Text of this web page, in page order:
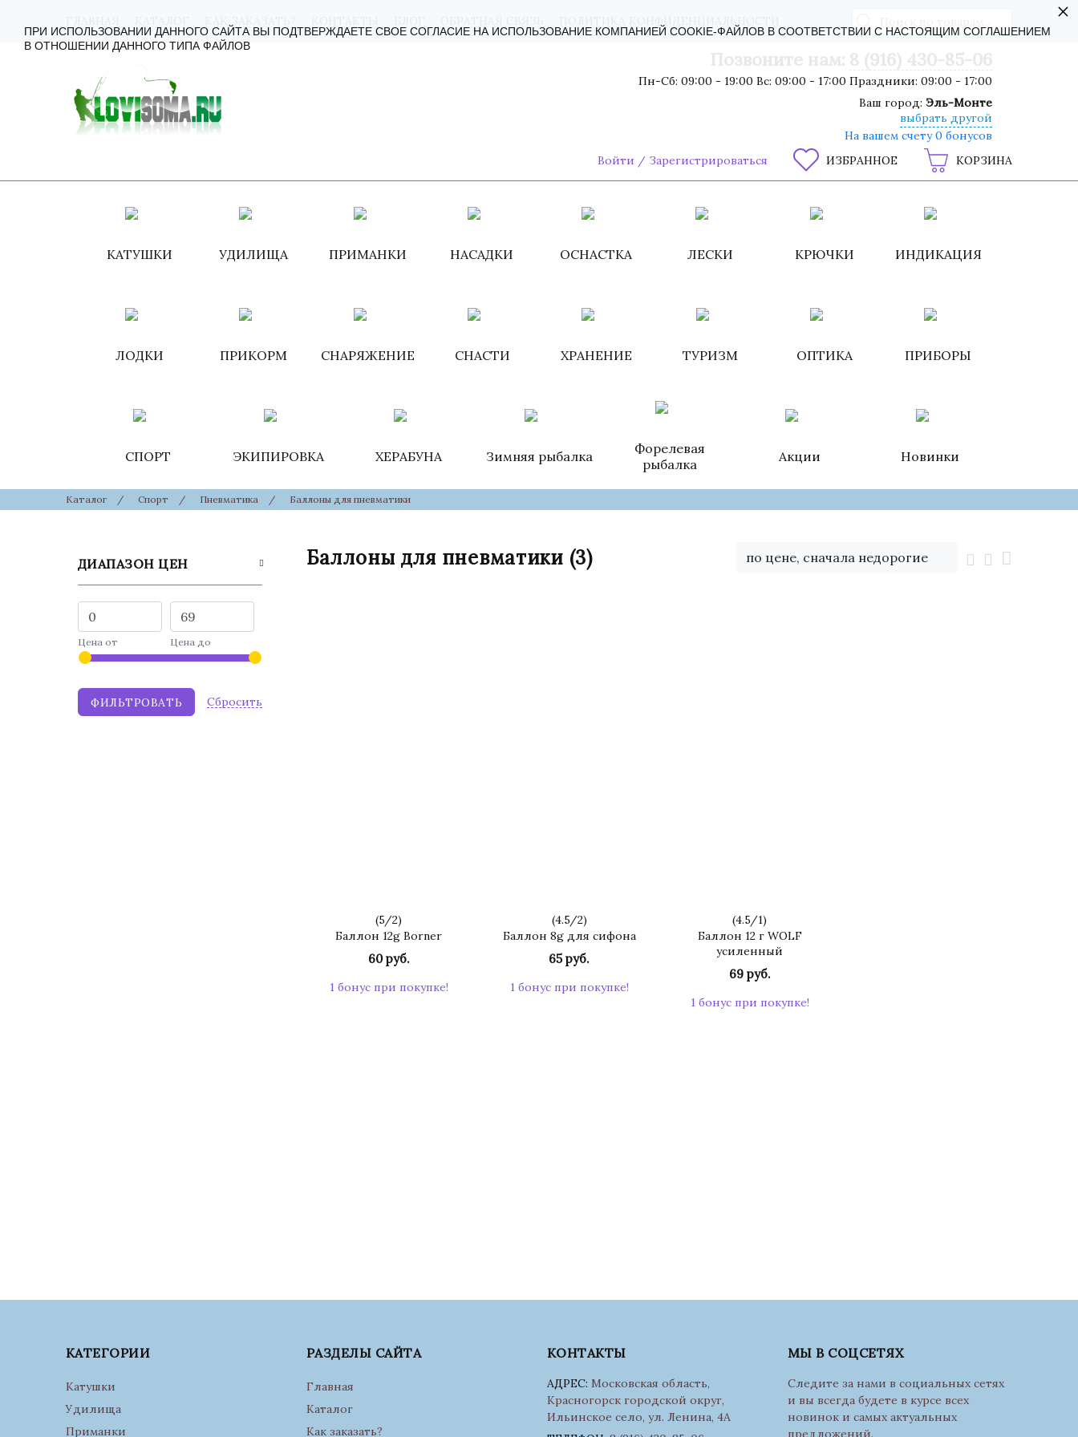
Пн-Сб: 09:00 - 19:00 Вс: 09:00 - 17:00 Праздники: 09:00 - 17:00
Ваш город: Эль-Монте
выбрать другой
На вашем счету 0 бонусов
Войти / Зарегистрироваться ИЗБРАННОЕ КОРЗИНА
КАТУШКИ УДИЛИЩА ПРИМАНКИ НАСАДКИ ОСНАСТКА ЛЕСКИ КРЮЧКИ ИНДИКАЦИЯ
ЛОДКИ ПРИКОРМ СНАРЯЖЕНИЕ СНАСТИ ХРАНЕНИЕ ТУРИЗМ ОПТИКА ПРИБОРЫ
СПОРТ ЭКИПИРОВКА ХЕРАБУНА Зимняя рыбалка
Форелевая
рыбалка
Акции Новинки
Каталог / Спорт / Пневматика / Баллоны для пневматики
ДИАПАЗОН ЦЕН
Цена от Цена до
Cбросить
Баллоны для пневматики (3) по цене, сначала недорогие
(5/2)
Баллон 12g Borner
60 руб.
1 бонус при покупке!
(4.5/2)
Баллон 8g для сифона
65 руб.
1 бонус при покупке!
(4.5/1)
Баллон 12 г WOLF
усиленный
69 руб.
1 бонус при покупке!
КАТЕГОРИИ
Катушки
Удилища
Приманки
РАЗДЕЛЫ САЙТА
Главная
Каталог
Как заказать?
КОНТАКТЫ
АДРЕС: Московская область,
Красногорск городской округ,
Ильинское село, ул. Ленина, 4А
МЫ В СОЦСЕТЯХ
Следите за нами в социальных сетях
и вы всегда будете в курсе всех
новинок и самых актуальных
предложений.
ПРИ ИСПОЛЬЗОВАНИИ ДАННОГО САЙТА ВЫ ПОДТВЕРЖДАЕТЕ СВОЕ СОГЛАСИЕ НА ИСПОЛЬЗОВАНИЕ КОМПАНИЕЙ COOKIE-ФАЙЛОВ В СООТВЕТСТВИИ С НАСТОЯЩИМ СОГЛАШЕНИЕМ
В ОТНОШЕНИИ ДАННОГО ТИПА ФАЙЛОВ
×